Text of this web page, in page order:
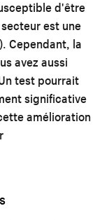
d'être
est une
Cependant, la
avez aussi
test pourrait
significative
amélioration